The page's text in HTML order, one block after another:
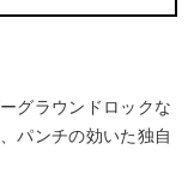
グラウンドロックな
パンチの効いた独自